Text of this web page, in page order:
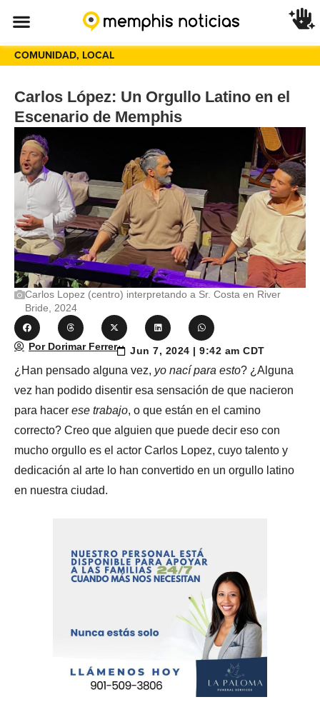
COMUNIDAD, LOCAL
Carlos López: Un Orgullo Latino en el
Escenario de Memphis
Carlos Lopez (centro) interpretando a Sr. Costa en River
Bride, 2024
Por Dorimar Ferrer Jun 7, 2024 | 9:42 am CDT
¿Han pensado alguna vez, yo nací para esto? ¿Alguna
vez han podido disentir esa sensación de que nacieron
para hacer ese trabajo, o que están en el camino
correcto? Creo que alguien que puede decir eso con
mucho orgullo es el actor Carlos Lopez, cuyo talento y
dedicación al arte lo han convertido en un orgullo latino
en nuestra ciudad.